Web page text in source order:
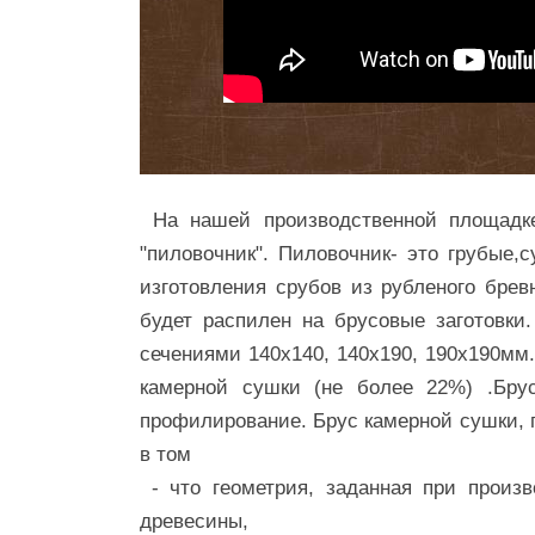
На нашей производственной
"пиловочник". Пиловочник- это
изготовления срубов из рубленого
будет распилен на брусовые
сечениями 140х140, 140х190,
камерной сушки (не более 22%)
профилирование. Брус камерной
в том
- что геометрия, заданная при
древесины,